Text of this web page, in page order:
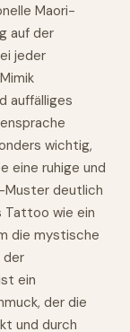
Maori-
auf der
jeder
auffälliges
wichtig,
eine ruhige und
Muster deutlich
Tattoo wie ein
die mystische
der
ein
der die
und durch